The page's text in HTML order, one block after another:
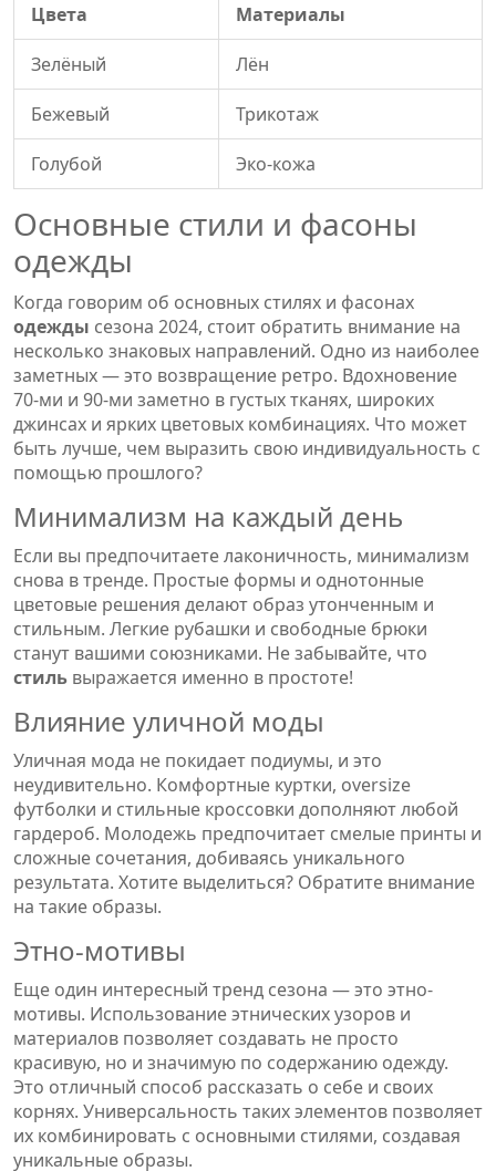
Цвета
Материалы
Зелёный Лён
Бежевый Трикотаж
Голубой Эко-кожа
Основные стили и фасоны
одежды
Когда говорим об основных стилях и фасонах
одежды сезона 2024, стоит обратить внимание на
несколько знаковых направлений. Одно из наиболее
заметных — это возвращение ретро. Вдохновение
70-ми и 90-ми заметно в густых тканях, широких
джинсах и ярких цветовых комбинациях. Что может
быть лучше, чем выразить свою индивидуальность с
помощью прошлого?
Минимализм на каждый день
Если вы предпочитаете лаконичность, минимализм
снова в тренде. Простые формы и однотонные
цветовые решения делают образ утонченным и
стильным. Легкие рубашки и свободные брюки
станут вашими союзниками. Не забывайте, что
стиль выражается именно в простоте!
Влияние уличной моды
Уличная мода не покидает подиумы, и это
неудивительно. Комфортные куртки, oversize
футболки и стильные кроссовки дополняют любой
гардероб. Молодежь предпочитает смелые принты и
сложные сочетания, добиваясь уникального
результата. Хотите выделиться? Обратите внимание
на такие образы.
Этно-мотивы
Еще один интересный тренд сезона — это этно-
мотивы. Использование этнических узоров и
материалов позволяет создавать не просто
красивую, но и значимую по содержанию одежду.
Это отличный способ рассказать о себе и своих
корнях. Универсальность таких элементов позволяет
их комбинировать с основными стилями, создавая
уникальные образы.